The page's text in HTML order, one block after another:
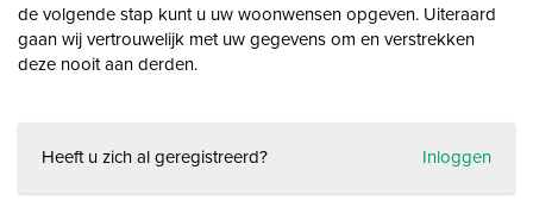
de volgende stap kunt u uw woonwensen opgeven. Uiteraard
gaan wij vertrouwelijk met uw gegevens om en verstrekken
deze nooit aan derden.
Heeft u zich al geregistreerd? Inloggen